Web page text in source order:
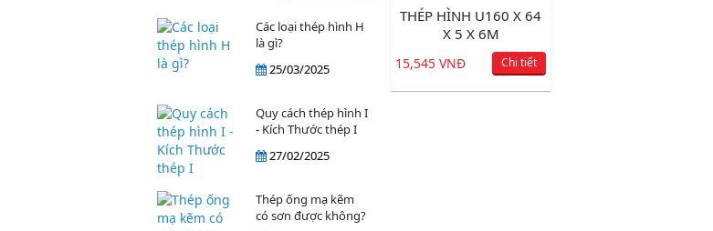
Các loại thép hình H
là gì?
25/03/2025
Quy cách thép hình I
- Kích Thước thép I
27/02/2025
Thép ống mạ kẽm
có sơn được không?
THÉP HÌNH U160 X 64
X 5 X 6M
15,545 VNĐ Chi tiết